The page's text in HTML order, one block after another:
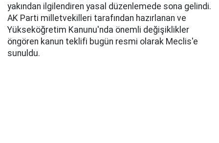
yakından ilgilendiren yasal düzenlemede sona gelindi.
AK Parti milletvekilleri tarafından hazırlanan ve
Yükseköğretim Kanunu'nda önemli değişiklikler
öngören kanun teklifi bugün resmi olarak Meclis'e
sunuldu.